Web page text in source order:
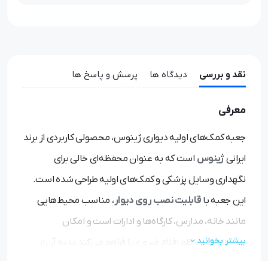
نقد و بررسی دیدگاه ها پرسش و پاسخ ها
معرفی
جعبه کمک‌های اولیه دیواری ژینوس، محصولی کاربردی از برند
ایرانی ژینوس است که به عنوان محفظه‌ای خالی برای
نگهداری وسایل پزشکی و کمک‌های اولیه طراحی شده است.
این جعبه با قابلیت نصب روی دیوار، مناسب محیط‌هایی
مانند خانه، مدارس، کارگاه‌ها و ادارات است و امکان
سازماندهی منظم اقلام ضروری را فراهم می‌کند.بدنه آن از
بیشتر بخوانید